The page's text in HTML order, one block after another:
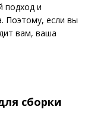
подход и
Поэтому, если вы
вам, ваша
сборки